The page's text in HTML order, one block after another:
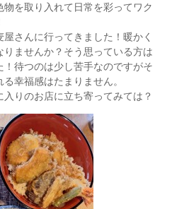
を取り入れて日常を彩ってワク
さんに行ってきました！暖かく
ませんか？そう思っている方は
待つのは少し苦手なのですがそ
幸福感はたまりません。
りのお店に立ち寄ってみては？